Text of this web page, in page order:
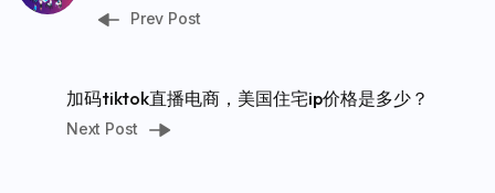
Prev Post
加码tiktok直播电商，美国住宅ip价格是多少？
Next Post